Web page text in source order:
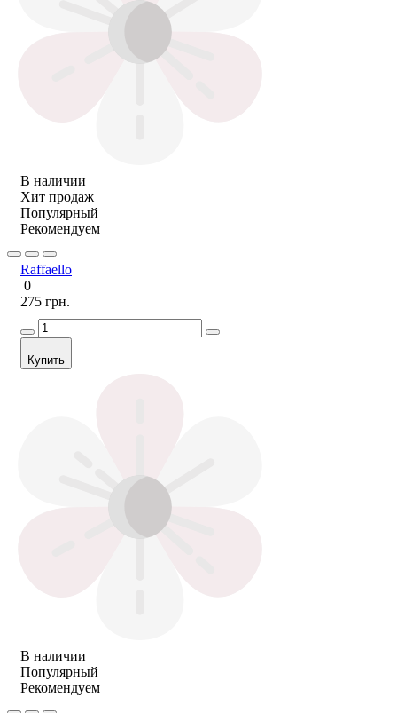
В наличии
Хит продаж
Популярный
Рекомендуем
Raffaello
0
275 грн.
Купить
В наличии
Популярный
Рекомендуем